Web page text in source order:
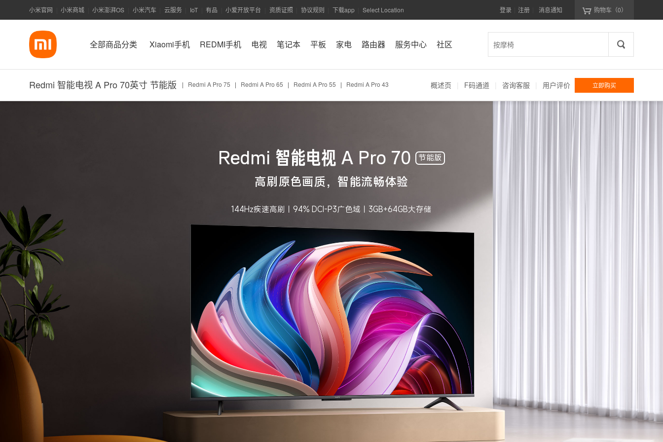
小米官网 小米商城 小米澎湃OS 小米汽车 云服务 IoT 有品 小爱开放平台 资质证照 协议规则 下载app
小米商城APP
Select Location 购物车（0）
登录 注册 消息通知
全部商品分类 Xiaomi手机 REDMI手机 电视 笔记本 平板 家电 路由器 服务中心 社区
Redmi 智能电视 A Pro 70英寸 节能版 | Redmi A Pro 75 | Redmi A Pro 65 | Redmi A Pro 55 | Redmi A Pro 43 概述页 F码通道 咨询客服 用户评价 立即购买
Redmi 智能电视 A Pro 70 节能版
高刷原色画质，智能流畅体验
144Hz疾速高刷｜94% DCI-P3广色域｜3GB+64GB大存储